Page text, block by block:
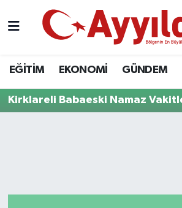
EĞİTİM EKONOMİ GÜNDEM
Kirklareli Babaeski Namaz